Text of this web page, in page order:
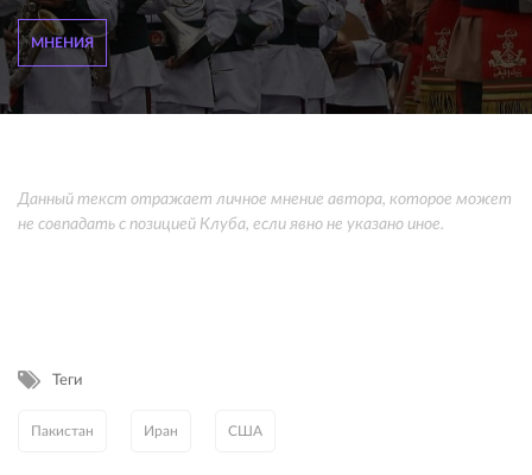
МНЕНИЯ
Данный текст отражает личное мнение автора, которое может
не совпадать с позицией Клуба, если явно не указано иное.
Теги
Пакистан Иран США